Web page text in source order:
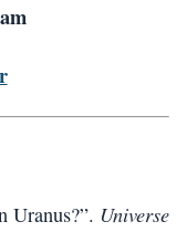
Uranus?”. Universe